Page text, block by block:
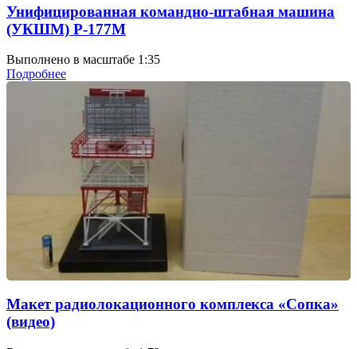
Унифицированная командно-штабная машина
(УКШМ) Р-177М
Выполнено в масштабе 1:35
Подробнее
Макет радиолокационного комплекса «Сопка»
(видео)